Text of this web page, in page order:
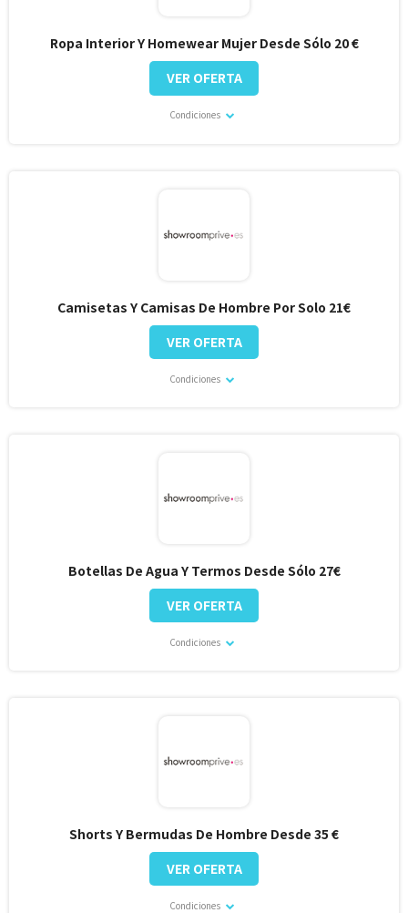
Ropa Interior Y Homewear Mujer Desde Sólo 20 €
Condiciones
VER OFERTA
Camisetas Y Camisas De Hombre Por Solo 21€
Condiciones
VER OFERTA
Botellas De Agua Y Termos Desde Sólo 27€
Condiciones
VER OFERTA
Shorts Y Bermudas De Hombre Desde 35 €
Condiciones
VER OFERTA